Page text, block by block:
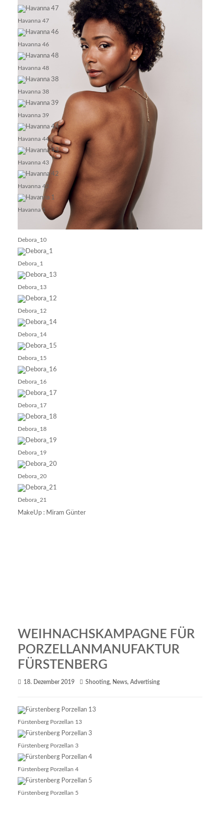
Debora_10
Debora_1
Debora_13
Debora_12
Debora_14
Debora_15
Debora_16
Debora_17
Debora_18
Debora_19
Debora_20
Debora_21
MakeUp : Miram Günter
Havanna 47
Havanna 46
Havanna 48
Havanna 38
Havanna 39
Havanna 44
Havanna 43
Havanna 42
Havanna 1
WEIHNACHSKAMPAGNE FÜR
PORZELLANMANUFAKTUR
FÜRSTENBERG
18. Dezember 2019 Shooting, News, Advertising
Fürstenberg Porzellan 13
Fürstenberg Porzellan 3
Fürstenberg Porzellan 4
Fürstenberg Porzellan 5